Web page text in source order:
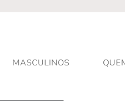
MASCULINOS